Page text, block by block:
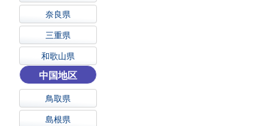
奈良県
三重県
和歌山県
中国地区
鳥取県
島根県